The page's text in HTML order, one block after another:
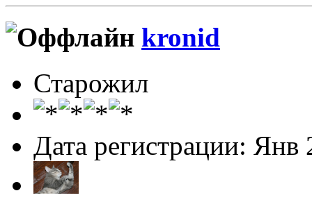
kronid
Старожил
Дата регистрации: Янв